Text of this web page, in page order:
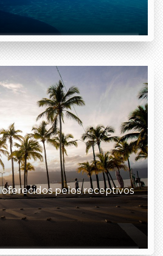
oferecidos pelos receptivos